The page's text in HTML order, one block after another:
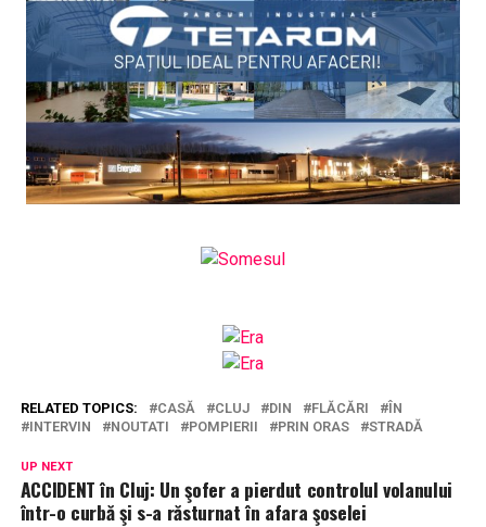
RELATED TOPICS: CASĂ CLUJ DIN FLĂCĂRI
ÎN
INTERVIN
NOUTATI POMPIERII PRIN ORAS STRADĂ
UP NEXT
ACCIDENT în Cluj: Un şofer a pierdut controlul volanului
într-o curbă şi s-a răsturnat în afara şoselei